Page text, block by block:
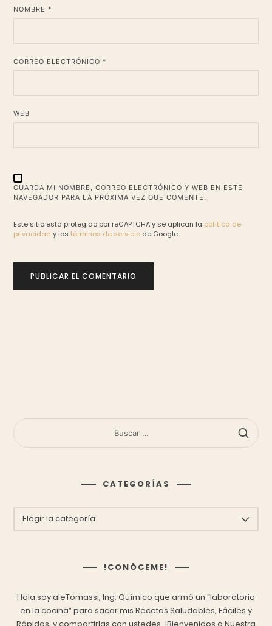
NOMBRE *
CORREO ELECTRÓNICO *
WEB
GUARDA MI NOMBRE, CORREO ELECTRÓNICO Y WEB EN ESTE
NAVEGADOR PARA LA PRÓXIMA VEZ QUE COMENTE.
Este sitio está protegido por reCAPTCHA y se aplican la política de
privacidad y lostérminos de servicio de Google.
BUSCAR:
CATEGORÍAS
!CONÓCEME!
Hola soy aleTomassi, Ing. Químico que armó un “laboratorio
en la cocina” para sacar mis Recetas Saludables, Fáciles y